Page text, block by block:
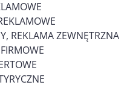
REKLAMA ZEWNĘTRZNA